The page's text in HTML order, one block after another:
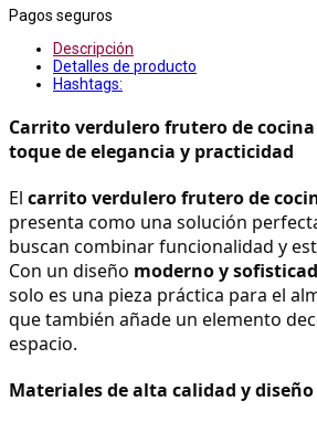
Pagos seguros
Descripción
Detalles de producto
Hashtags:
Carrito verdulero frutero de
toque de elegancia y practicidad
El carrito verdulero frutero de
presenta como una solución
buscan combinar funcionalidad y
Con un diseño moderno y
solo es una pieza práctica para el
que también añade un elemento
espacio.
Materiales de alta calidad y